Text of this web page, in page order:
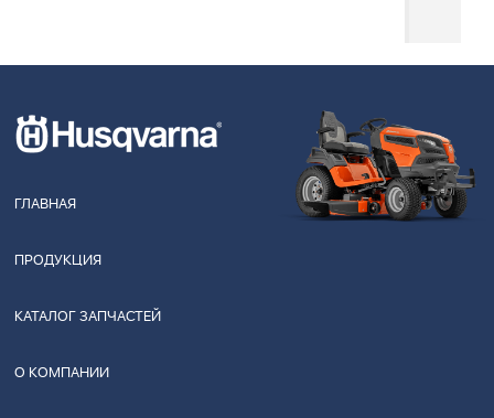
ГЛАВНАЯ
ПРОДУКЦИЯ
КАТАЛОГ ЗАПЧАСТЕЙ
О КОМПАНИИ